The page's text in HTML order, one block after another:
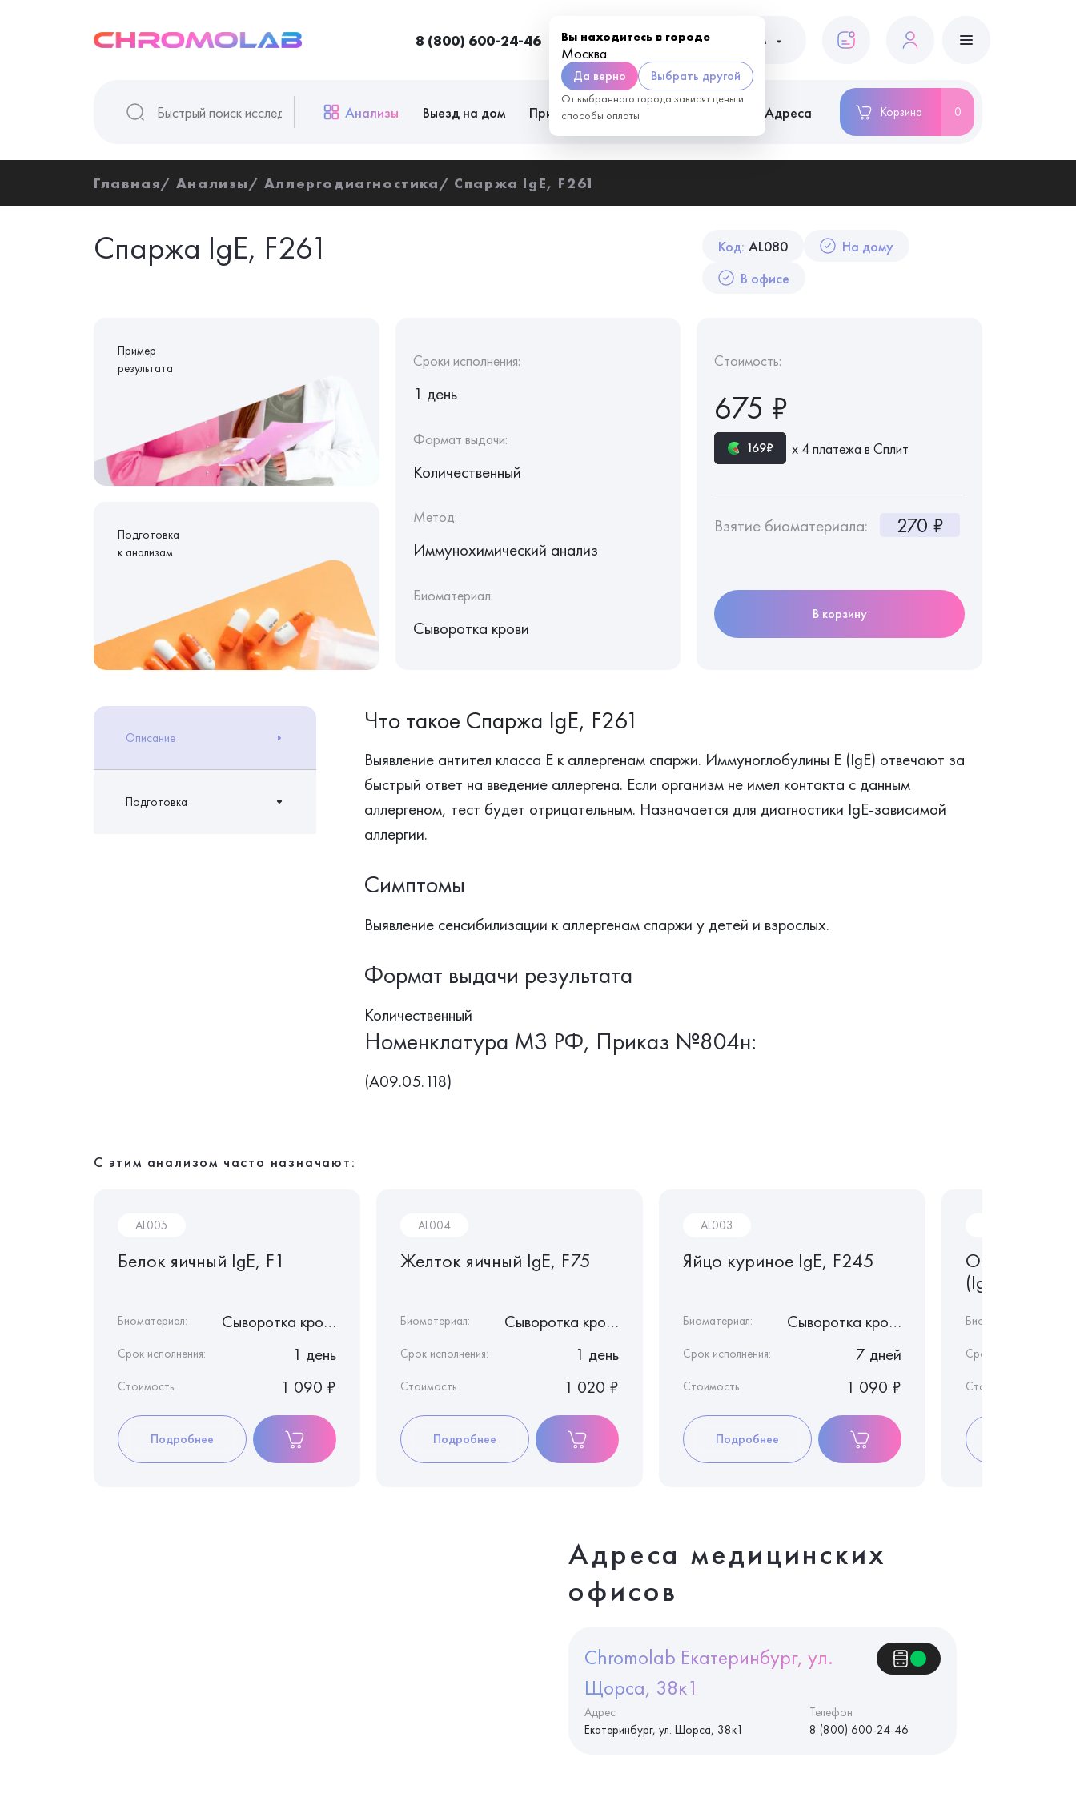
8 (800) 600-24-46 Вы находитесь в городе
Москва
Да верно Выбрать другой
От выбранного города зависят цены и
способы оплаты
Москва Пациентам
Анализы Выезд на дом Приём врачей Адреса Корзина 0
Главная Анализы Аллергодиагностика Спаржа IgE, F261
Код: AL080
На дому
В офисе
Спаржа IgE, F261
Пример
результата
Подготовка
к анализам
Сроки исполнения:
1 день
Формат выдачи:
Количественный
Метод:
Иммунохимический анализ
Биоматериал:
Сыворотка крови
Стоимость:
675 ₽
169₽ х 4 платежа в Сплит
Взятие биоматериала: 270 ₽
В корзину
Описание
Подготовка
Что такое Спаржа IgE, F261
Выявление антител класса Е к аллергенам спаржи. Иммуноглобулины Е (IgE) отвечают за
быстрый ответ на введение аллергена. Если организм не имел контакта с данным
аллергеном, тест будет отрицательным. Назначается для диагностики IgE-зависимой
аллергии.
Симптомы
Выявление сенсибилизации к аллергенам спаржи у детей и взрослых.
Формат выдачи результата
Количественный
Номенклатура МЗ РФ, Приказ №804н:
(A09.05.118)
С этим анализом часто назначают:
AL005
Белок яичный IgE, F1
Биоматериал: Сыворотка крови
Срок исполнения: 1 день
Стоимость 1 090 ₽
Подробнее
AL004
Желток яичный IgE, F75
Биоматериал: Сыворотка крови
Срок исполнения: 1 день
Стоимость 1 020 ₽
Подробнее
AL003
Яйцо куриное IgE, F245
Биоматериал: Сыворотка крови
Срок исполнения: 7 дней
Стоимость 1 090 ₽
Подробнее
Общий
(IgE)
Биоматериал:
Срок исполнения:
Стоимость
Адреса медицинских
офисов
Chromolab Екатеринбург, ул.
Щорса, 38к1
Адрес
Екатеринбург, ул. Щорса, 38к1
Телефон
8 (800) 600-24-46